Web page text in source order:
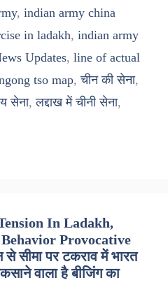
, indian army china
in ladakh, indian army
Updates, line of actual
tso map,चीन की सेना,
सेना,लद्दाख में चीनी सेना,
In Ladakh,
Provocative
सीमा पर टकराव में भारत
वाला है बीजिंग का